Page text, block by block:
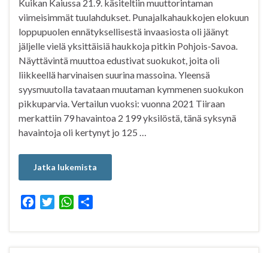
Kuikan Kaiussa 21.9. käsiteltiin muuttorintaman
viimeisimmät tuulahdukset. Punajalkahaukkojen elokuun
loppupuolen ennätyksellisestä invaasiosta oli jäänyt
jäljelle vielä yksittäisiä haukkoja pitkin Pohjois-Savoa.
Näyttävintä muuttoa edustivat suokukot, joita oli
liikkeellä harvinaisen suurina massoina. Yleensä
syysmuutolla tavataan muutaman kymmenen suokukon
pikkuparvia. Vertailun vuoksi: vuonna 2021 Tiiraan
merkattiin 79 havaintoa 2 199 yksilöstä, tänä syksynä
havaintoja oli kertynyt jo 125 …
Jatka lukemista
c
e
i
t
W
a
t
a
r